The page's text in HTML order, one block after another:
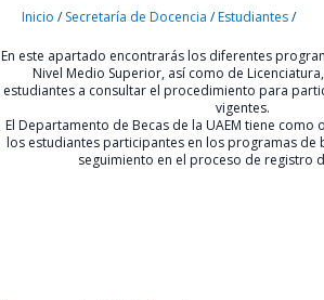
Inicio /Secretaría de Docencia /Estudiantes/
En este apartado encontrarás los diferentes
Nivel Medio Superior, así como de
estudiantes a consultar el procedimiento para
vigentes.
El Departamento de Becas de la UAEM tiene como
los estudiantes participantes en los programas de
seguimiento en el proceso de registro